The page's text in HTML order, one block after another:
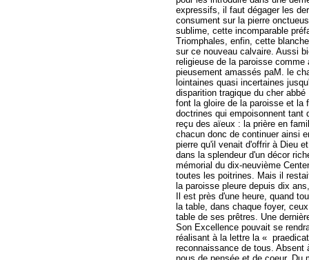
expressifs, il faut dégager les
consument sur la pierre
sublime, cette incomparable
Triomphales, enfin, cette
sur ce nouveau calvaire. Aussi
religieuse de la paroisse
pieusement amassés paM. le
lointaines quasi incertaines
disparition tragique du cher
font la gloire de la paroisse et
doctrines qui empoisonnent tant
reçu des aïeux : la prière en
chacun donc de continuer ainsi
pierre qu'il venait d'offrir à Dieu
dans la splendeur d'un décor
mémorial du dix-neuvième
toutes les poitrines. Mais il
la paroisse pleure depuis dix
Il est près d'une heure, quand
la table, dans chaque foyer,
table de ses prêtres. Une
Son Excellence pouvait se
réalisant à la lettre la «
reconnaissance de tous.